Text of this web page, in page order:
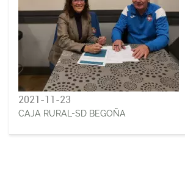
2021-11-23
CAJA RURAL-SD BEGOÑA